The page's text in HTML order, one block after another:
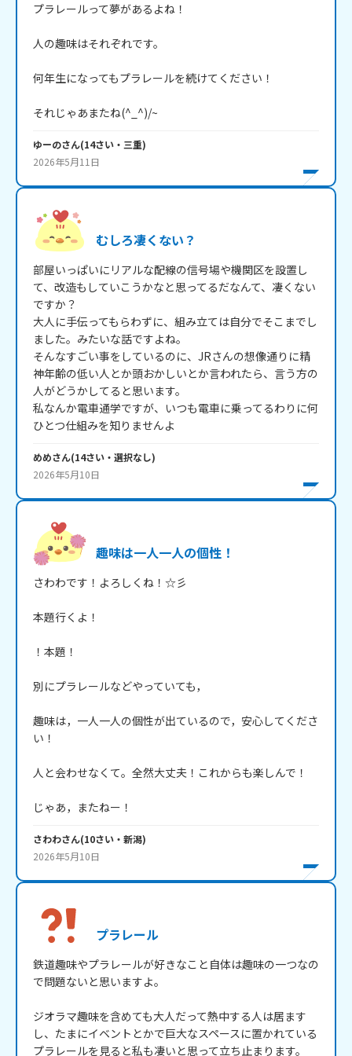
プラレールって夢があるよね！
人の趣味はそれぞれです。
何年生になってもプラレールを続けてください！
それじゃあまたね(^_^)/~
ゆーのさん(14さい・ 三重)
2026年5月11日
むしろ凄くない？
部屋いっぱいにリアルな配線の信号場や機関区を設置し
て、改造もしていこうかなと思ってるだなんて、凄くない
ですか？
大人に手伝ってもらわずに、組み立ては自分でそこまでし
ました。みたいな話ですよね。
そんなすごい事をしているのに、JRさんの想像通りに精
神年齢の低い人とか頭おかしいとか言われたら、言う方の
人がどうかしてると思います。
私なんか電車通学ですが、いつも電車に乗ってるわりに何
ひとつ仕組みを知りませんよ
めめさん(14さい・ 選択なし)
2026年5月10日
趣味は一人一人の個性！
さわわです！よろしくね！☆彡
本題行くよ！
！本題！
別にプラレールなどやっていても，
趣味は，一人一人の個性が出ているので，安心してくださ
い！
人と会わせなくて。全然大丈夫！これからも楽しんで！
じゃあ，またねー！
さわわさん(10さい・ 新潟)
2026年5月10日
プラレール
鉄道趣味やプラレールが好きなこと自体は趣味の一つなの
で問題ないと思いますよ。
ジオラマ趣味を含めても大人だって熱中する人は居ます
し、たまにイベントとかで巨大なスペースに置かれている
プラレールを見ると私も凄いと思って立ち止まります。